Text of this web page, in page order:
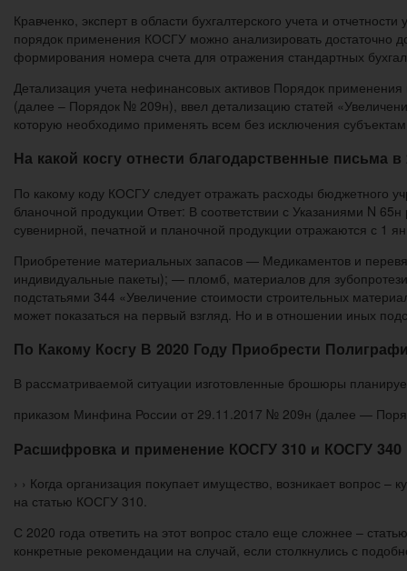
Кравченко, эксперт в области бухгалтерского учета и
порядок применения КОСГУ можно анализировать достаточно
формирования номера счета для отражения стандартных
Детализация учета нефинансовых активов Порядок
(далее – Порядок № 209н), ввел детализацию статей
которую необходимо применять всем без исключения
На какой косгу отнести благодарственные письма в
По какому коду КОСГУ следует отражать расходы бюджетного
бланочной продукции Ответ: В соответствии с Указаниями N
сувенирной, печатной и планочной продукции отражаются с 1
Приобретение материальных запасов — Медикаментов и
индивидуальные пакеты); — пломб, материалов для
подстатьями 344 «Увеличение стоимости строительных
может показаться на первый взгляд. Но и в отношении иных
По Какому Косгу В 2020 Году Приобрести
В рассматриваемой ситуации изготовленные брошюры
приказом Минфина России от 29.11.2017 № 209н (далее —
Расшифровка и применение КОСГУ 310 и КОСГУ 340
› › Когда организация покупает имущество, возникает вопрос
на статью КОСГУ 310.
С 2020 года ответить на этот вопрос стало еще сложнее –
конкретные рекомендации на случай, если столкнулись с